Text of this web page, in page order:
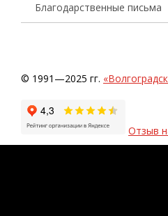
Благодарственные письма
© 1991—2025 гг.
Отзыв